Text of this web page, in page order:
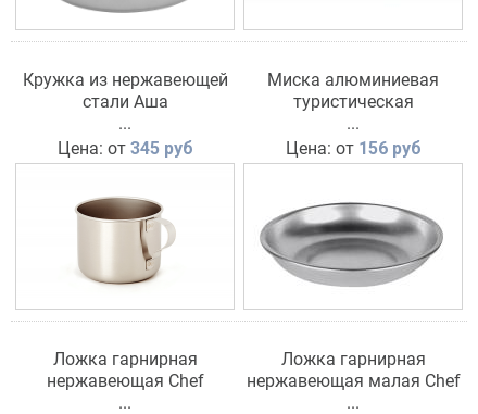
Кружка из нержавеющей
стали Аша
...
Цена: от 345 руб
Миска алюминиевая
туристическая
...
Цена: от 156 руб
Ложка гарнирная
нержавеющая Chef
...
Ложка гарнирная
нержавеющая малая Chef
...